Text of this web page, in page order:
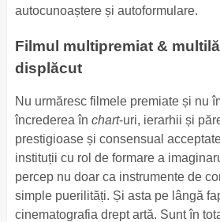
autocunoaștere și autoformulare.
Filmul multipremiat &
displăcut
Nu urmăresc filmele premiate și nu
încrederea în chart-uri, ierarhii și
prestigioase și consensual
instituții cu rol de formare a
percep nu doar ca instrumente de
simple puerilități. Și asta pe lângă
cinematografia drept artă. Sunt în